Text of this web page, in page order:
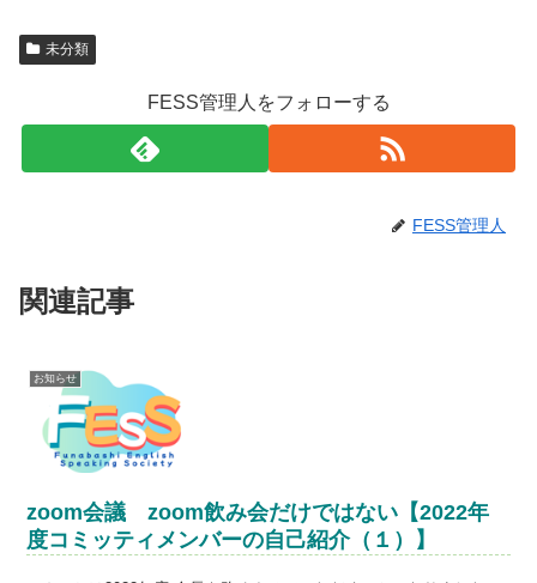
未分類
FESS管理人をフォローする
FESS管理人
関連記事
お知らせ
zoom会議 zoom飲み会だけではない【2022年
度コミッティメンバーの自己紹介（１）】